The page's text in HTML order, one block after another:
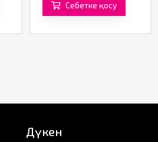
Себетке қосу
Дүкен